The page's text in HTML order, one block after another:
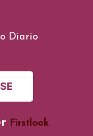
Diario
Firstlook